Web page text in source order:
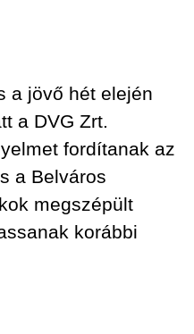
a jövő hét elején
a DVG Zrt.
fordítanak az
a Belváros
megszépült
korábbi